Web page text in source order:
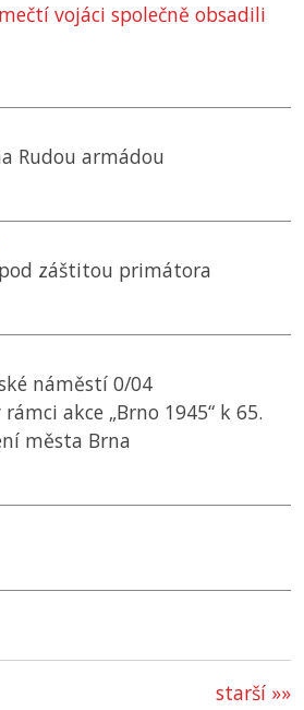
vojáci společně obsadili
Rudou armádou
záštitou primátora
náměstí 0/04
akce „Brno 1945“ k 65.
města Brna
starší »»